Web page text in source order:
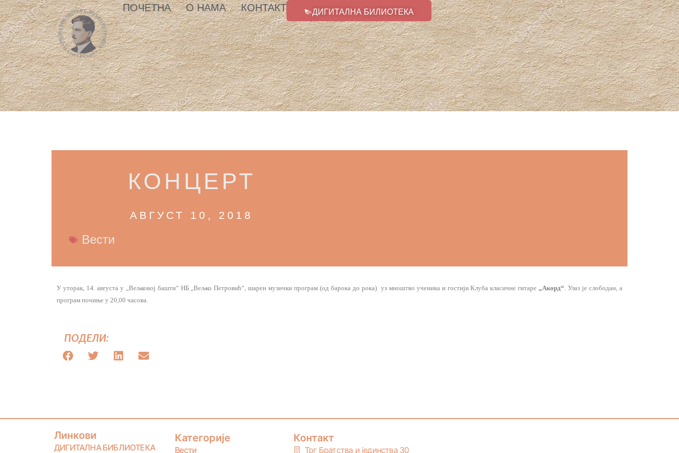
ПОЧЕТНА О НАМА КОНТАКТ ДИГИТАЛНА БИЛИОТЕКА
КОНЦЕРТ
АВГУСТ 10, 2018
Вести
У уторак, 14. августа у „Вељковој башти“ НБ „Вељко Петровић“, шарен музички програм (од барока до рока) уз мноштво ученика и гостији Клуба класичне гитаре „Акорд“. Улаз је слободан, а
програм почиње у 20,00 часова.
ПОДЕЛИ:
Линкови
ДИГИТАЛНА БИБЛИОТЕКА
Категорије
Вести
Контакт
Трг Братства и јединства 30